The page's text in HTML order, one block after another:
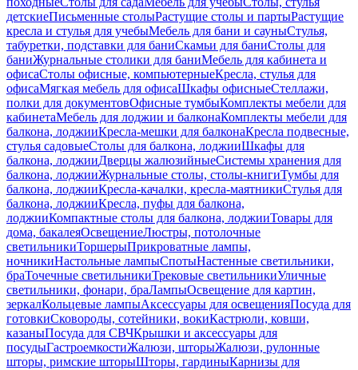
детскиеПисьменные столыРастущие столы и партыРастущие
кресла и стулья для учебыМебель для бани и сауныСтулья,
табуретки, подставки для баниСкамьи для баниСтолы для
баниЖурнальные столики для баниМебель для кабинета и
офисаСтолы офисные, компьютерныеКресла, стулья для
офисаМягкая мебель для офисаШкафы офисныеСтеллажи,
полки для документовОфисные тумбыКомплекты мебели для
кабинетаМебель для лоджии и балконаКомплекты мебели для
балкона, лоджииКресла-мешки для балконаКресла подвесные,
стулья садовыеСтолы для балкона, лоджииШкафы для
балкона, лоджииДверцы жалюзийныеСистемы хранения для
балкона, лоджииЖурнальные столы, столы-книгиТумбы для
балкона, лоджииКресла-качалки, кресла-маятникиСтулья для
балкона, лоджииКресла, пуфы для балкона,
лоджииКомпактные столы для балкона, лоджииТовары для
дома, бакалеяОсвещениеЛюстры, потолочные
светильникиТоршерыПрикроватные лампы,
ночникиНастольные лампыСпотыНастенные светильники,
браТочечные светильникиТрековые светильникиУличные
светильники, фонари, браЛампыОсвещение для картин,
зеркалКольцевые лампыАксессуары для освещенияПосуда для
готовкиСковороды, сотейники, вокиКастрюли, ковши,
казаныПосуда для СВЧКрышки и аксессуары для
посудыГастроемкостиЖалюзи, шторыЖалюзи, рулонные
шторы, римские шторыШторы, гардиныКарнизы для